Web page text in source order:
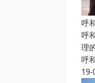
呼
呼
理
呼
19-